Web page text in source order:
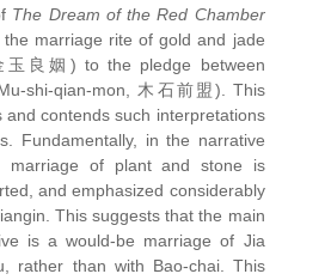
The Dream of the Red Chamber
the marriage rite of gold and jade
玉良姻) to the pledge between
shi-qian-mon, 木石前盟). This
and contends such interpretations
Fundamentally, in the narrative
marriage of plant and stone is
and emphasized considerably
This suggests that the main
is a would-be marriage of Jia
rather than with Bao-chai. This